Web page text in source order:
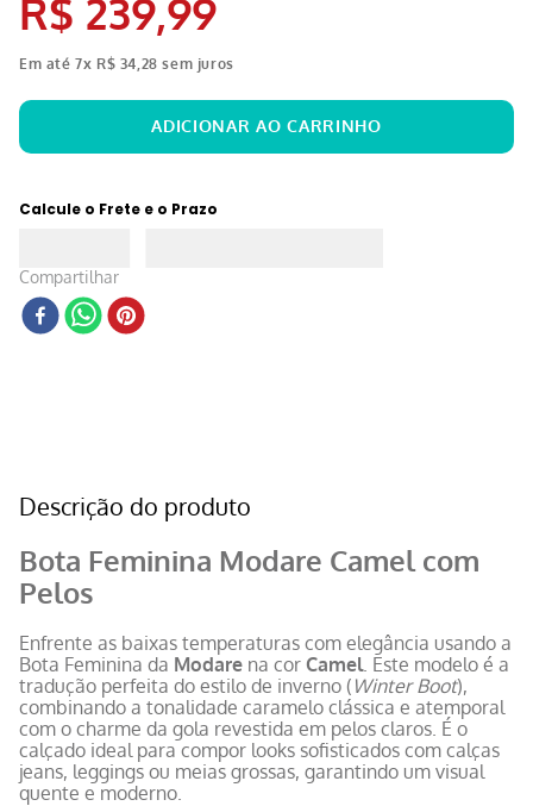
R$ 239,99
Em até7x R$ 34 28 sem juros
Calcule o Frete e o Prazo
Compartilhar
Descrição do produto
Bota Feminina Modare Camel com
Pelos
Enfrente as baixas temperaturas com elegância usando a
Bota Feminina da Modare na cor Camel. Este modelo é a
tradução perfeita do estilo de inverno ( Winter Boot),
combinando a tonalidade caramelo clássica e atemporal
com o charme da gola revestida em pelos claros. É o
calçado ideal para compor looks sofisticados com calças
jeans, leggings ou meias grossas, garantindo um visual
quente e moderno.